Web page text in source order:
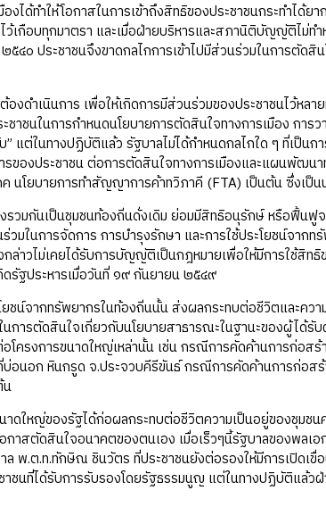
ด้ทำให้โอกาสในการเข้าถึงสิทธิของประชาชนกระทำได้ย
กือบทุกมาตรา และเมื่อฝ่ายบริหารและสภานิติบัญญัติไม่
๔๐ ประชาชนจึงขาดกลไกการเข้าไปมีส่วนร่วมในการตัด
ำเนินการ เพื่อให้เกิดการมีส่วนร่วมของประชาชนไว้หลา
ชนในการกำหนดนโยบายการตัดสินใจทางการเมือง การ
แต่ในทางปฏิบัติแล้ว รัฐบาลไม่ได้กำหนดกลไกใด ๆ ที่เป็น
ของประชาชน ต่อการตัดสินใจทางการเมืองและแผนพัฒน
นโยบายการทำสัญญาการค้าทวิภาคี (FTA) เป็นต้น ซึ่งเป็น
รวมกันเป็นชุมชนท้องถิ่นดั่งเดิม ย่อมมีสิทธิอนุรักษ์ หรือฟื้
ในการจัดการ การบำรุงรักษา และการใช้ประโยชน์จากท
วไม่เคยได้รับการบัญญัติเป็นกฎหมายเพื่อให้มีการใช้สิทธิ
รัฐประหารเมื่อวันที่ ๑๙ กันยายน ๒๕๔๙
ชน์จากทรัพยากรในท้องถิ่นนั้น ส่งผลกระทบต่อชีวิตและควา
การตัดสินใจเกี่ยวกับนโยบายสาธารณะในฐานะของผู้ได้รั
ครงการขนาดใหญ่เหล่านั้น เช่น กรณีการคัดค้านการก่อส
อนอก หินกรูด จ.ประจวบคีรีขันธ์ กรณีการคัดค้านการก่อส
น
ดใหญ่ของรัฐได้ก่อผลกระทบต่อชีวิตความเป็นอยู่ของชุมชน
าสตัดสินใจอนาคตของตนเอง เมื่อเร็วๆนี้รัฐบาลของพลเ
พ.ต.ท.ทักษิณ ชินวัตร ที่ประชาชนยังต่อรองให้มีการเปิดเขื่
ชนที่ได้รับการรับรองโดยรัฐธรรมนูญ แต่ในทางปฏิบัติแล้วฝ่